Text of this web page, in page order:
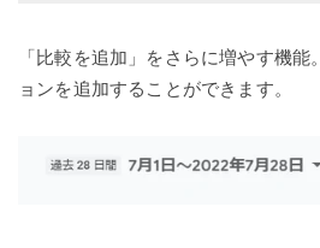
「比較を追加」をさらに増やす機
ョンを追加することができます。